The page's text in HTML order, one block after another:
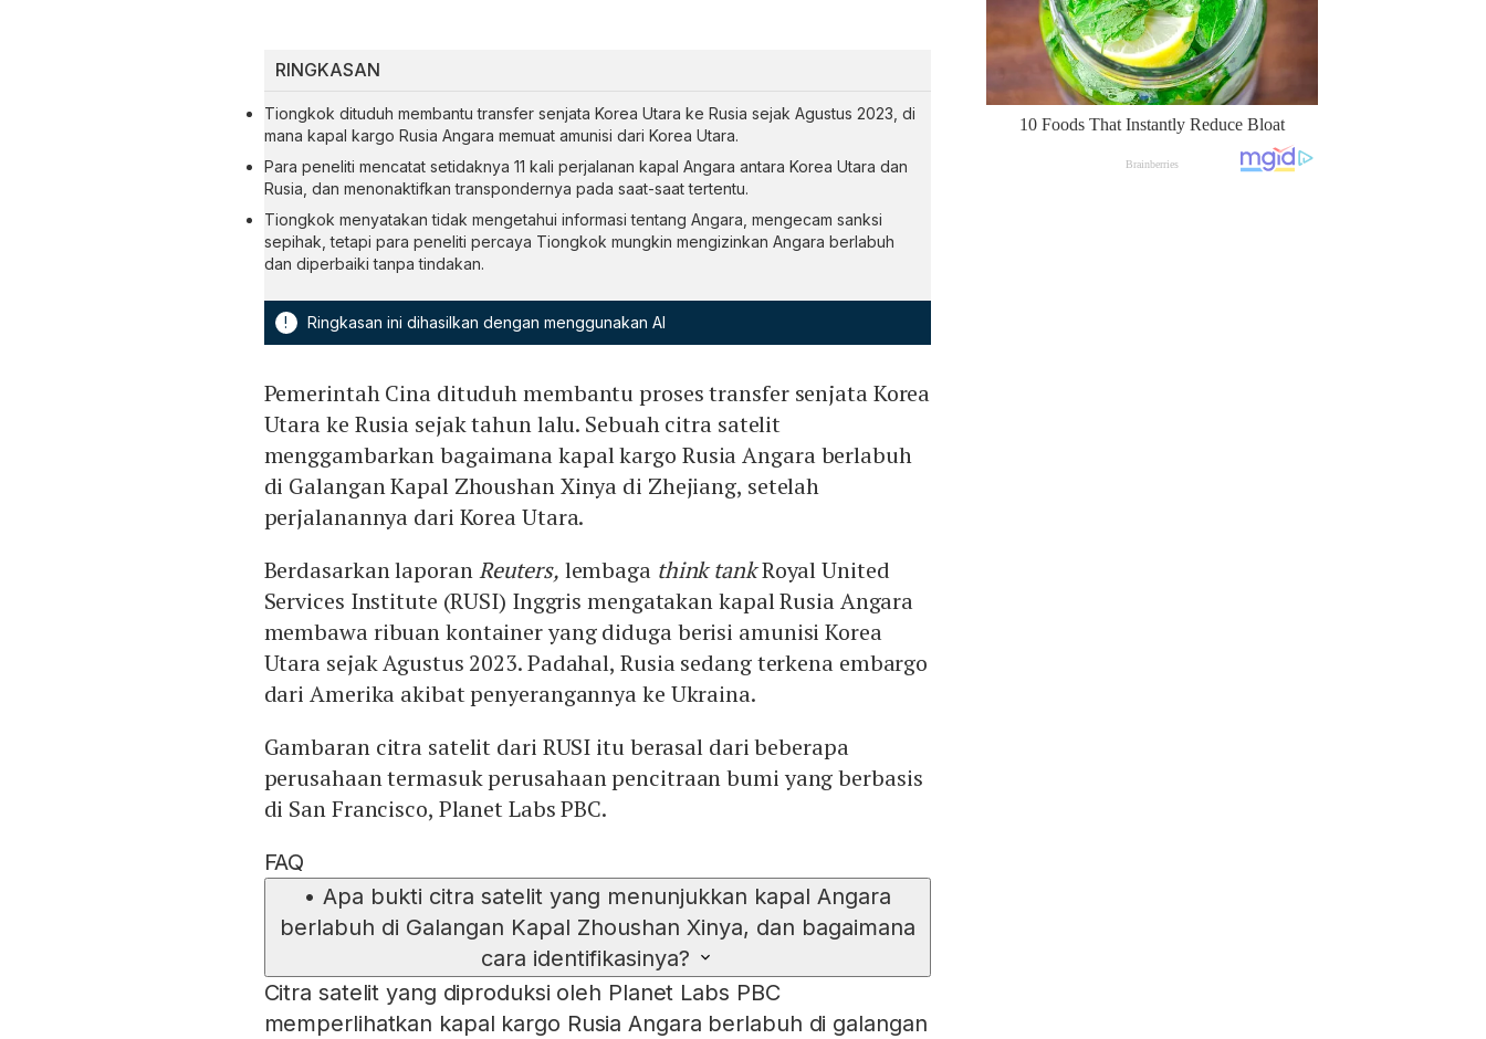
RINGKASAN
Tiongkok dituduh membantu transfer senjata Korea Utara ke Rusia sejak Agustus 2023, di
mana kapal kargo Rusia Angara memuat amunisi dari Korea Utara.
Para peneliti mencatat setidaknya 11 kali perjalanan kapal Angara antara Korea Utara dan
Rusia, dan menonaktifkan transpondernya pada saat-saat tertentu.
Tiongkok menyatakan tidak mengetahui informasi tentang Angara, mengecam sanksi
sepihak, tetapi para peneliti percaya Tiongkok mungkin mengizinkan Angara berlabuh
dan diperbaiki tanpa tindakan.
! Ringkasan ini dihasilkan dengan menggunakan AI
Pemerintah Cina dituduh membantu proses transfer senjata Korea
Utara ke Rusia sejak tahun lalu. Sebuah citra satelit
menggambarkan bagaimana kapal kargo Rusia Angara berlabuh
di Galangan Kapal Zhoushan Xinya di Zhejiang, setelah
perjalanannya dari Korea Utara.
Berdasarkan laporanReuters, lembaga think tankRoyal United
Services Institute (RUSI) Inggris mengatakan kapal Rusia Angara
membawa ribuan kontainer yang diduga berisi amunisi Korea
Utara sejak Agustus 2023. Padahal, Rusia sedang terkena embargo
dari Amerika akibat penyerangannya ke Ukraina.
Gambaran citra satelit dari RUSI itu berasal dari beberapa
perusahaan termasuk perusahaan pencitraan bumi yang berbasis
di San Francisco, Planet Labs PBC.
FAQ
• Apa bukti citra satelit yang menunjukkan kapal Angara
berlabuh di Galangan Kapal Zhoushan Xinya, dan bagaimana
cara identifikasinya?
Citra satelit yang diproduksi oleh Planet Labs PBC
memperlihatkan kapal kargo Rusia Angara berlabuh di galangan